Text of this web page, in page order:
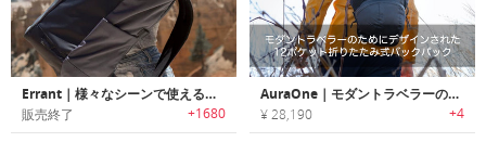
Errant｜様々なシーンで使えるミニマルデザインEDCバックパック「エラン」
販売終了 +1680
AuraOne｜モダントラベラーのためにデザインされた12ポケット折りたたみ式バックパック
¥ 28,190 +4